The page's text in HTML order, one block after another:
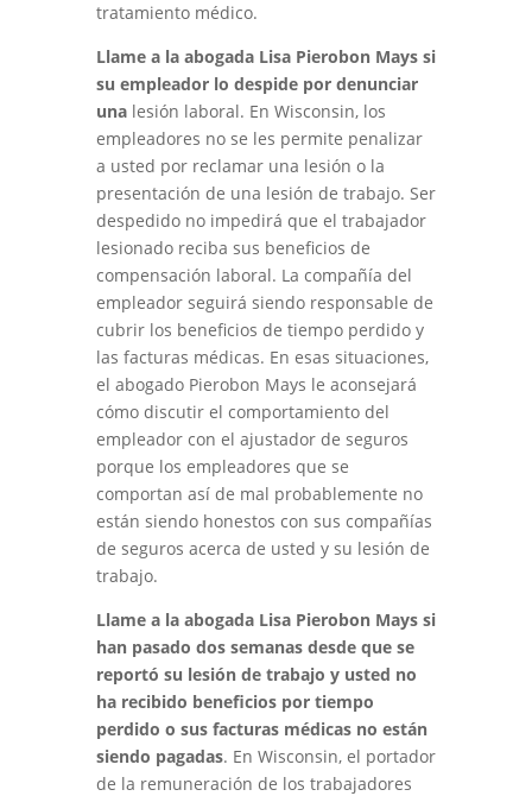
tratamiento médico.
Llame a la abogada Lisa Pierobon Mays si
su empleador lo despide por denunciar
unalesión laboral. En Wisconsin, los
empleadores no se les permite penalizar
a usted por reclamar una lesión o la
presentación de una lesión de trabajo. Ser
despedido no impedirá que el trabajador
lesionado reciba sus beneficios de
compensación laboral. La compañía del
empleador seguirá siendo responsable de
cubrir los beneficios de tiempo perdido y
las facturas médicas. En esas situaciones,
el abogado Pierobon Mays le aconsejará
cómo discutir el comportamiento del
empleador con el ajustador de seguros
porque los empleadores que se
comportan así de mal probablemente no
están siendo honestos con sus compañías
de seguros acerca de usted y su lesión de
trabajo.
Llame a la abogada Lisa Pierobon Mays si
han pasado dos semanas desde que se
reportó su lesión de trabajo y usted no
ha recibido beneficios por tiempo
perdido o sus facturas médicas no están
siendo pagadas. En Wisconsin, el portador
de la remuneración de los trabajadores